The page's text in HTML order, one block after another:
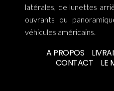
latérales, de lunettes
ouvrants ou
véhicules américains.
A PROPOS
CONTACT
LE